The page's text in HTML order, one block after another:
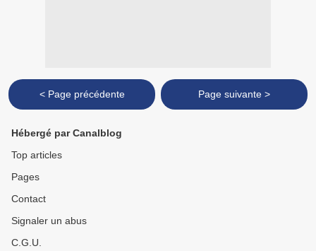
< Page précédente Page suivante >
Hébergé par Canalblog
Top articles
Pages
Contact
Signaler un abus
C.G.U.